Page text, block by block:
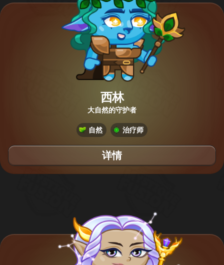
西林
大自然的守护者
自然 治疗师
详情